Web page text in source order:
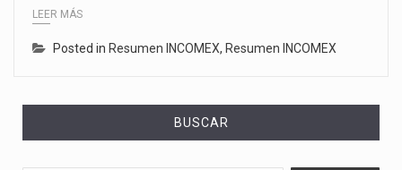
LEER MÁS
Posted in Resumen INCOMEX, Resumen INCOMEX
BUSCAR